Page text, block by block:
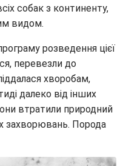
собак з континенту,
видом.
розведення цієї
перевезли до
хворобам,
далеко від інших
втратили природний
захворювань. Порода